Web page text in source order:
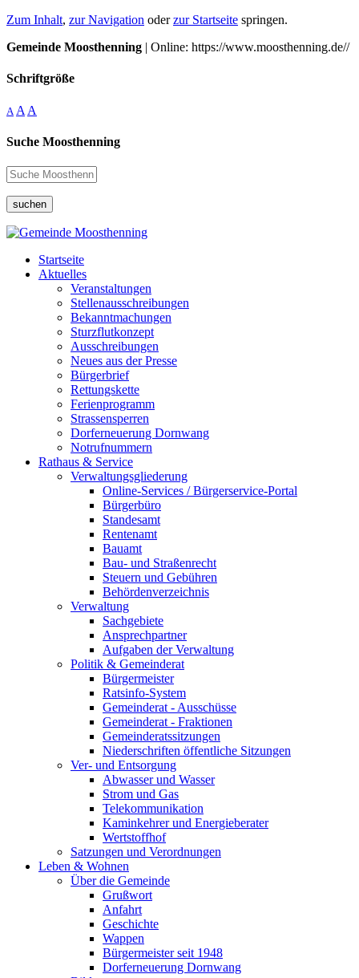
Zum Inhalt, zur Navigation oderzur Startseite springen.
Gemeinde Moosthenning | Online: https://www.moosthenning.de//
Schriftgröße
A A A
Suche Moosthenning
suchen
Startseite
Aktuelles
Veranstaltungen
Stellenausschreibungen
Bekanntmachungen
Sturzflutkonzept
Ausschreibungen
Neues aus der Presse
Bürgerbrief
Rettungskette
Ferienprogramm
Strassensperren
Dorferneuerung Dornwang
Notrufnummern
Rathaus & Service
Verwaltungsgliederung
Online-Services / Bürgerservice-Portal
Bürgerbüro
Standesamt
Rentenamt
Bauamt
Bau- und Straßenrecht
Steuern und Gebühren
Behördenverzeichnis
Verwaltung
Sachgebiete
Ansprechpartner
Aufgaben der Verwaltung
Politik & Gemeinderat
Bürgermeister
Ratsinfo-System
Gemeinderat - Ausschüsse
Gemeinderat - Fraktionen
Gemeinderatssitzungen
Niederschriften öffentliche Sitzungen
Ver- und Entsorgung
Abwasser und Wasser
Strom und Gas
Telekommunikation
Kaminkehrer und Energieberater
Wertstoffhof
Satzungen und Verordnungen
Leben & Wohnen
Über die Gemeinde
Grußwort
Anfahrt
Geschichte
Wappen
Bürgermeister seit 1948
Dorferneuerung Dornwang